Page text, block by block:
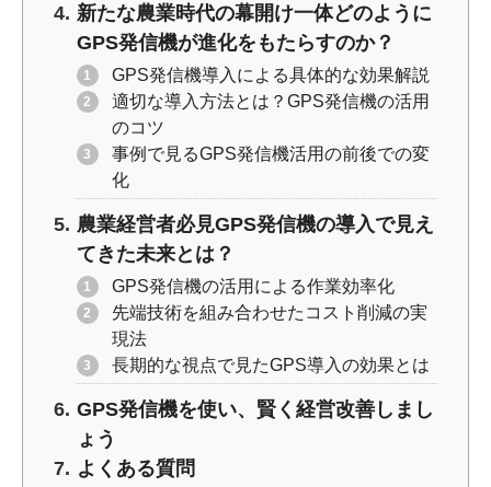
新たな農業時代の幕開け一体どのように
GPS発信機が進化をもたらすのか？
GPS発信機導入による具体的な効果解説
適切な導入方法とは？GPS発信機の活用
のコツ
事例で見るGPS発信機活用の前後での変
化
農業経営者必見GPS発信機の導入で見え
てきた未来とは？
GPS発信機の活用による作業効率化
先端技術を組み合わせたコスト削減の実
現法
長期的な視点で見たGPS導入の効果とは
GPS発信機を使い、賢く経営改善しまし
ょう
よくある質問